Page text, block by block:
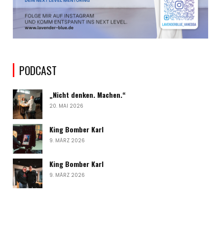
PODCAST
„Nicht denken. Machen.“
20. MAI 2026
King Bomber Karl
9. MÄRZ 2026
King Bomber Karl
9. MÄRZ 2026